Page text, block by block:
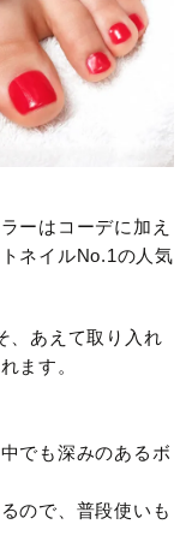
ーはコーデに加え
ネイルNo.1の人気
、あえて取り入れ
ます。
でも深みのあるボ
ので、普段使いも